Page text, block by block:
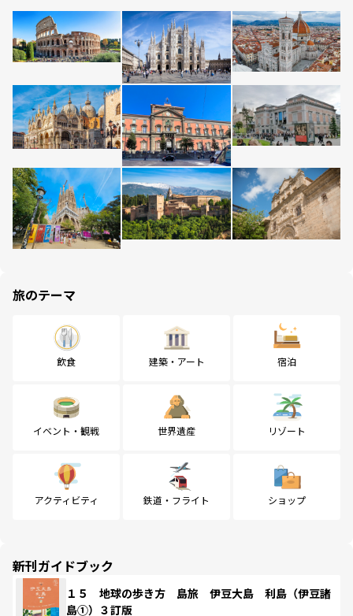
旅のテーマ
飲食 建築・アート 宿泊
イベント・観戦 世界遺産 リゾート
アクティビティ 鉄道・フライト ショップ
新刊ガイドブック
１５ 地球の歩き方 島旅 伊豆大島 利島（伊豆諸
島①）３訂版